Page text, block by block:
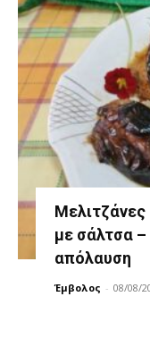
με σάλτσα –
απόλαυση
Έμβολος - 08/08/